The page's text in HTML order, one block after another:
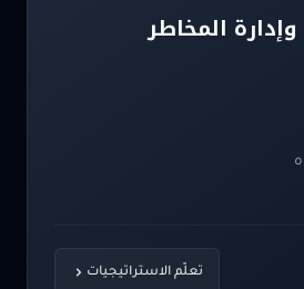
المخاطر
تعلّم الاستراتيجيات